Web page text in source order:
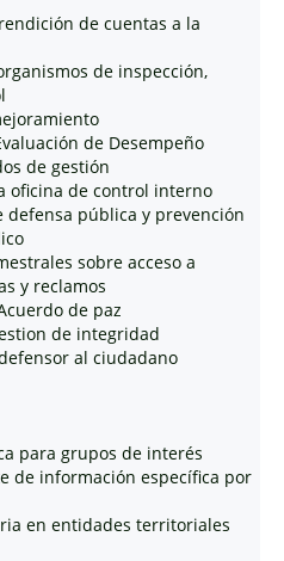
de cuentas a la
de inspección,
de Desempeño
de gestión
oficina de control interno
defensa pública y prevención
sobre acceso a
y reclamos
de paz
de integridad
al ciudadano
para grupos de interés
de información específica por
en entidades territoriales